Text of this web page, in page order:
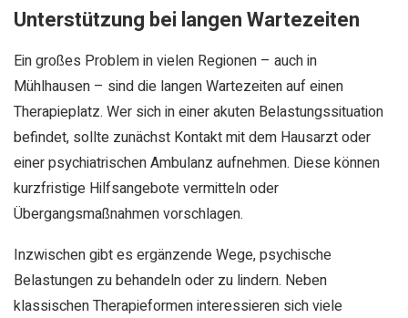
Unterstützung bei langen Wartezeiten
Ein großes Problem in vielen Regionen – auch in
Mühlhausen – sind die langen Wartezeiten auf einen
Therapieplatz. Wer sich in einer akuten Belastungssituation
befindet, sollte zunächst Kontakt mit dem Hausarzt oder
einer psychiatrischen Ambulanz aufnehmen. Diese können
kurzfristige Hilfsangebote vermitteln oder
Übergangsmaßnahmen vorschlagen.
Inzwischen gibt es ergänzende Wege, psychische
Belastungen zu behandeln oder zu lindern. Neben
klassischen Therapieformen interessieren sich viele